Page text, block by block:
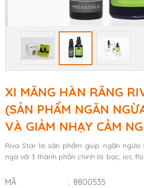
XI MĂNG HÀN RĂNG
(SẢN PHẨM NGĂN
VÀ GIẢM NHẠY CẢM
Riva Star là sản phẩm giúp ngăn ngừa
ngà với 3 thành phần chính là: bạc, iot,
MÃ 8800535